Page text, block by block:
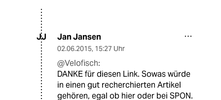
JJ Jan Jansen
02.06.2015, 15:27 Uhr
@Velofisch:
DANKE für diesen Link. Sowas würde
in einen gut recherchierten Artikel
gehören, egal ob hier oder bei SPON.